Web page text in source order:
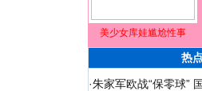
美少女库娃尴尬性事
热
·朱家军欧战“保零球”